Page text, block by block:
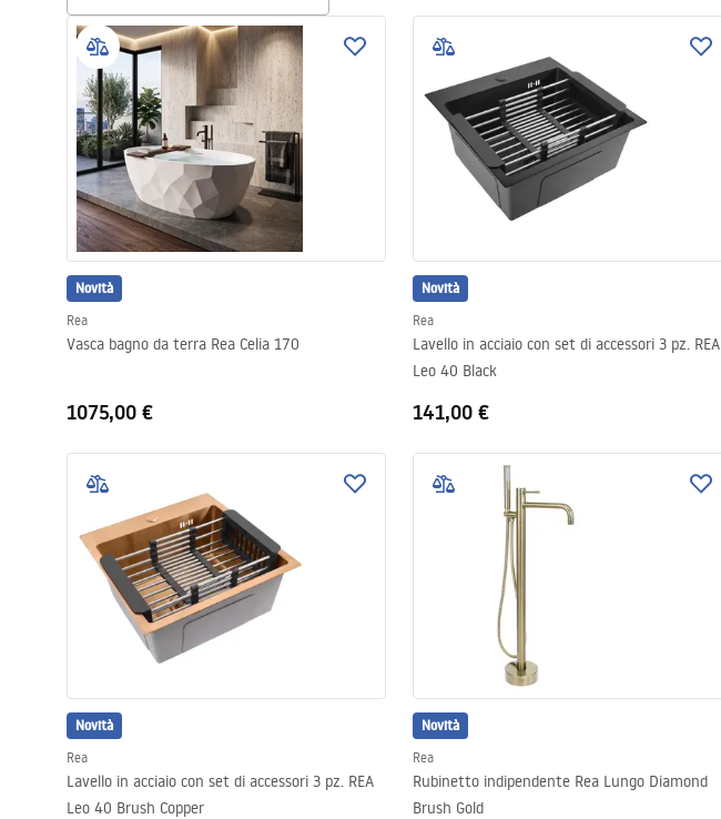
Set di vaso WC e bidet
Lavabi
Vasche da bagno e schermi vasca
Rubinetti da bagno
Accessori e mobili da bagno
Novità
Rea
Vasca bagno da terra Rea Celia 170
1075,00 €
Novità
Rea
Lavello in acciaio con set di accessori 3 pz. REA
Leo 40 Black
141,00 €
Novità
Rea
Lavello in acciaio con set di accessori 3 pz. REA
Leo 40 Brush Copper
Novità
Rea
Rubinetto indipendente Rea Lungo Diamond
Brush Gold